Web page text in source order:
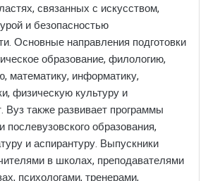
связанных с искусством,
и безопасностью
Основные направления подготовки
образование, филологию,
математику, информатику,
физическую культуру и
Вуз также развивает программы
послевузовского образования,
и аспирантуру. Выпускники
в школах, преподавателями
психологами, тренерами,